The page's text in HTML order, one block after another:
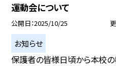
運動会について
公開日 2025/10/25
お知らせ
保護者の皆様日頃から本校